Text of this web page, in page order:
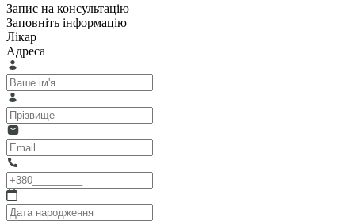
Запис на консультацію
Заповніть інформацію
Лікар
Адреса